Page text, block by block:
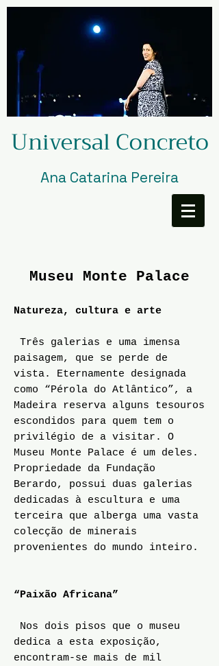
Universal Concreto
Ana Catarina Pereira
Museu Monte Palace
Natureza, cultura e arte
Três galerias e uma imensa
paisagem, que se perde de
vista. Eternamente designada
como “Pérola do Atlântico”, a
Madeira reserva alguns tesouros
escondidos para quem tem o
privilégio de a visitar. O
Museu Monte Palace é um deles.
Propriedade da Fundação
Berardo, possui duas galerias
dedicadas à escultura e uma
terceira que alberga uma vasta
colecção de minerais
provenientes do mundo inteiro.
“Paixão Africana”
Nos dois pisos que o museu
dedica a esta exposição,
encontram-se mais de mil